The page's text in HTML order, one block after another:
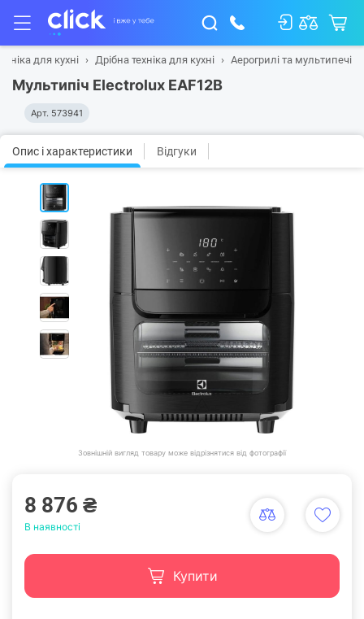
для кухні Дрібна техніка для кухні Аерогрилі та мультипечі
Мультипіч Electrolux EAF12B
Арт. 573941
Опис і характеристики Відгуки
Зовнішній вигляд товару може відрізнятися від фотографії
8 876 ₴
В наявності
Купити